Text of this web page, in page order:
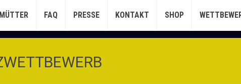
FAQ PRESSE KONTAKT SHOP